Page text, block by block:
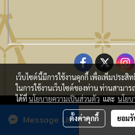
Message Us
Copy Right By Atmo Decor Co., Ltd.
ผู้เข้าชมวันนี้
เว็บไซต์นี้มีการใช้งานคุกกี้ เพื่อเพิ่มประ
ในการใช้งานเว็บไซต์ของท่าน ท่านสามาร
ได้ที่นโยบายความเป็นส่วนตัวและนโย
ตั้งค่าคุกกี้ ยอม